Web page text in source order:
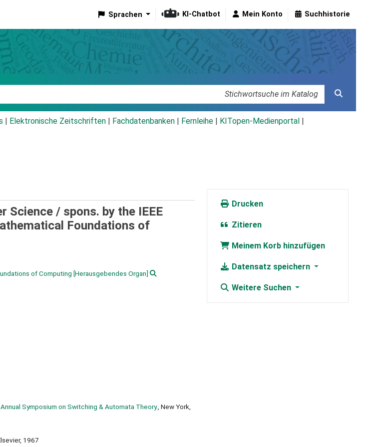
Sprachen KI-Chatbot Mein Konto Suchhistorie
Elektronische Zeitschriften Fachdatenbanken Fernleihe KITopen-Medienportal
Science / spons. by the IEEE
Foundations of
of Computing [Herausgebendes Organ]
Symposium on Switching & Automata Theory. , New York,
1967
Drucken
Zitieren
Meinem Korb hinzufügen
Datensatz speichern
Weitere Suchen